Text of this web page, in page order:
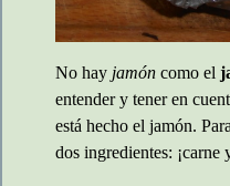
No hay jamón como el
entender y tener en
está hecho el jamón.
dos ingredientes: ¡carne